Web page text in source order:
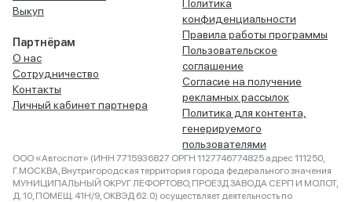
Выкуп
Партнёрам
О нас
Сотрудничество
Контакты
Личный кабинет партнера
Политика
конфиденциальности
Правила работы программы
Пользовательское
соглашение
Согласие на получение
рекламных рассылок
Политика для контента,
генерируемого
пользователями
ООО «Автоспот» (ИНН 7715936827 ОРГН 1127746774825 адрес 111250,
Г.МОСКВА, Внутригородская территория города федерального значения
МУНИЦИПАЛЬНЫЙ ОКРУГ ЛЕФОРТОВО, ПРОЕЗД ЗАВОДА СЕРП И МОЛОТ,
Д. 10, ПОМЕЩ. 41Н/9, ОКВЭД 62.0) осуществляет деятельность по